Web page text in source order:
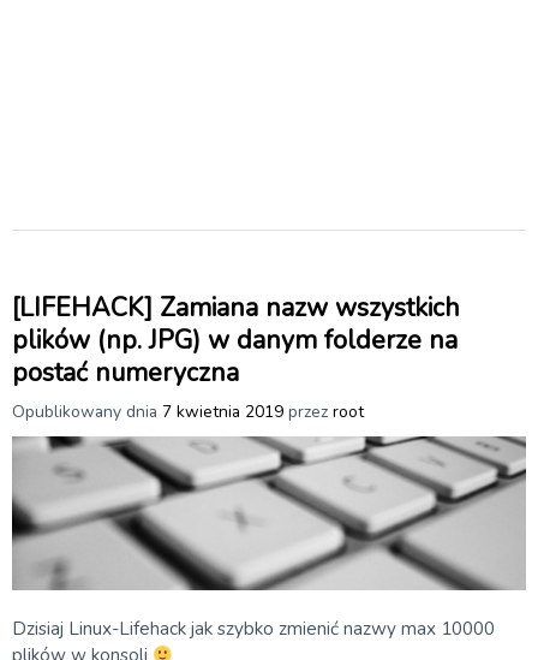
[LIFEHACK] Zamiana nazw wszystkich
plików (np. JPG) w danym folderze na
postać numeryczna
Opublikowany dnia 7 kwietnia 2019 przez root
Dzisiaj Linux-Lifehack jak szybko zmienić nazwy max 10000